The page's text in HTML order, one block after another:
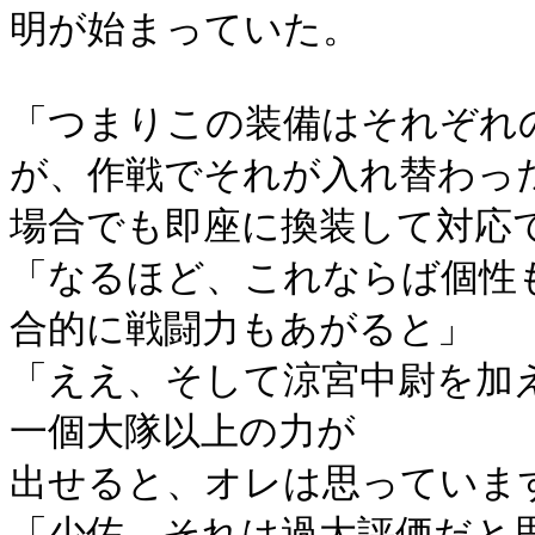
明が始まっていた。
「つまりこの装備はそれぞ
が、作戦でそれが入れ替わっ
場合でも即座に換装して対
「なるほど、これならば個
合的に戦闘力もあがると」
「ええ、そして涼宮中尉を
一個大隊以上の力が
出せると、オレは思っていま